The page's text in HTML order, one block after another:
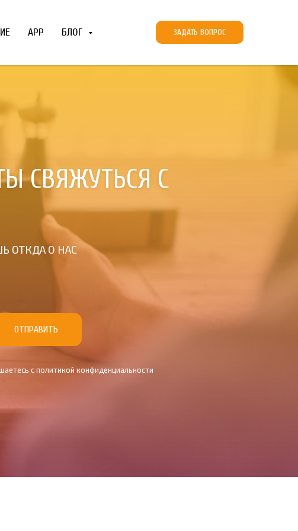
APP БЛОГ ЗАДАТЬ ВОПРОС
СВЯЖУТЬСЯ С
ОТКДА О НАС
ОТПРАВИТЬ
c политикой конфиденциальности